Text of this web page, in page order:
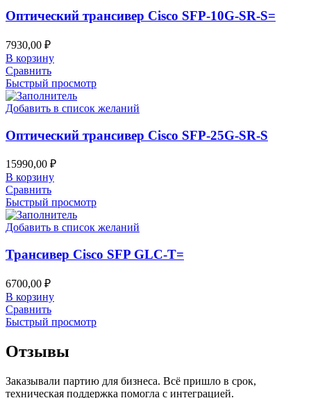
Оптический трансивер Cisco SFP-10G-SR-S=
7930,00 ₽
В корзину
Сравнить
Быстрый просмотр
Добавить в список желаний
Оптический трансивер Cisco SFP-25G-SR-S
15990,00 ₽
В корзину
Сравнить
Быстрый просмотр
Добавить в список желаний
Трансивер Cisco SFP GLC-T=
6700,00 ₽
В корзину
Сравнить
Быстрый просмотр
Отзывы
Заказывали партию для бизнеса. Всё пришло в срок,
техническая поддержка помогла с интеграцией.